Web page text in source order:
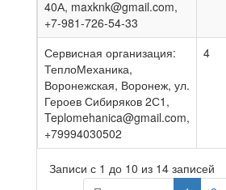
40А, maxknk@gmail.com,
+7-981-726-54-33
Сервисная организация:
ТеплоМеханика,
Воронежская, Воронеж, ул.
Героев Сибиряков 2С1,
Teplomehanica@gmail.com,
+79994030502
4
Записи с 1 до 10 из 14 записей